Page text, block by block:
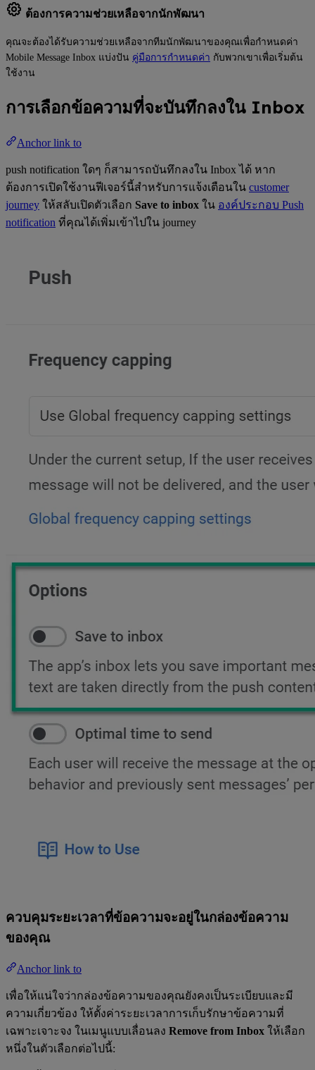
ต้องการความช่วยเหลือจากนักพัฒนา
คุณจะต้องได้รับความช่วยเหลือจากทีมนักพัฒนาของคุณเพื่อกำหนดค่า
Mobile Message Inbox แบ่งปัน คู่มือการกำหนดค่า กับพวกเขาเพื่อเริ่มต้น
ใช้งาน
การเลือกข้อความที่จะบันทึกลงใน Inbox
Anchor link to
push notification ใดๆ ก็สามารถบันทึกลงใน Inbox ได้ หาก
ต้องการเปิดใช้งานฟีเจอร์นี้สำหรับการแจ้งเตือนใน customer
journey ให้สลับเปิดตัวเลือก Save to inbox ใน องค์ประกอบ Push
notification ที่คุณได้เพิ่มเข้าไปใน journey
ควบคุมระยะเวลาที่ข้อความจะอยู่ในกล่องข้อความ
ของคุณ
Anchor link to
เพื่อให้แน่ใจว่ากล่องข้อความของคุณยังคงเป็นระเบียบและมี
ความเกี่ยวข้อง ให้ตั้งค่าระยะเวลาการเก็บรักษาข้อความที่
เฉพาะเจาะจง ในเมนูแบบเลื่อนลง Remove from Inbox ให้เลือก
หนึ่งในตัวเลือกต่อไปนี้: